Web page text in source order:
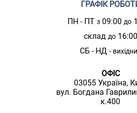
ГРАФІК
ПН - ПТ з 09:00 до
склад до16:00
СБ - НД -
ОФІС
03055 Україна,
вул. Богдана
к.400